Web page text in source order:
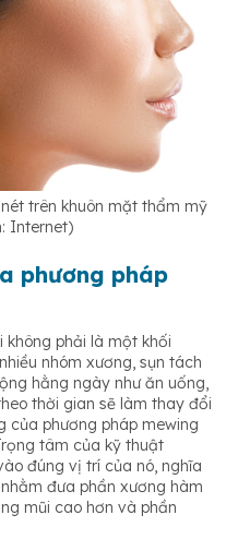
trên khuôn mặt thẩm mỹ
Internet)
phương pháp
không phải là một khối
nhóm xương, sụn tách
hằng ngày như ăn uống,
thời gian sẽ làm thay đổi
của phương pháp mewing
tâm của kỹ thuật
đúng vị trí của nó, nghĩa
đưa phần xương hàm
mũi cao hơn và phần